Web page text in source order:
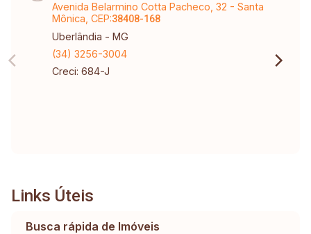
Avenida Belarmino Cotta Pacheco, 32 - Santa
Mônica, CEP:38408-168
Uberlândia - MG
(34) 3256-3004
Creci: 684-J
Links Úteis
Busca rápida de Imóveis